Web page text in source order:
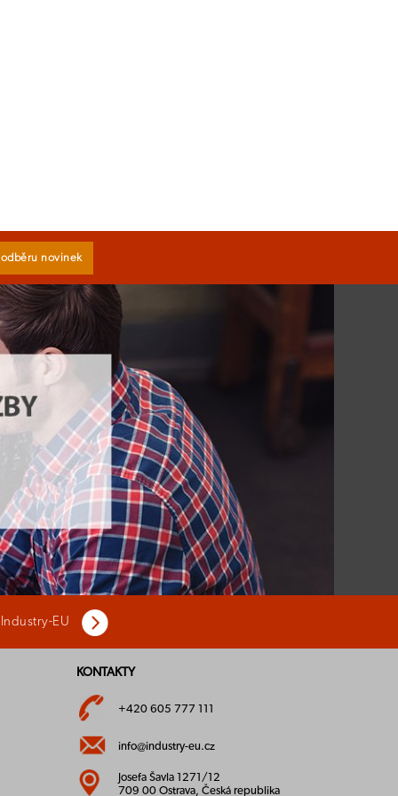
novinek
EU
KONTAKTY
+420 605 777 111
info@industry-eu.cz
Josefa Šavla 1271/12
709 00 Ostrava, Česká republika